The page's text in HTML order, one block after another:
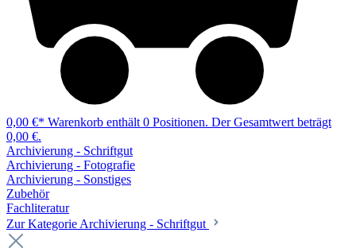
0,00 €* Warenkorb enthält 0 Positionen. Der Gesamtwert beträgt
0,00 €.
Archivierung - Schriftgut
Archivierung - Fotografie
Archivierung - Sonstiges
Zubehör
Fachliteratur
Zur Kategorie Archivierung - Schriftgut